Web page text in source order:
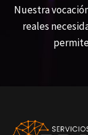
Nuestra
reales